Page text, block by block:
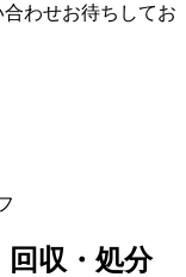
わせお待ちしてお
回収・処分